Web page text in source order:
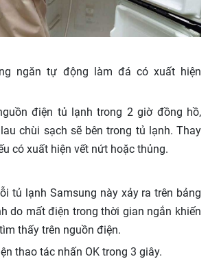
ngăn tự động làm đá có xuất hiện
điện tủ lạnh trong 2 giờ đồng hồ,
chùi sạch sẽ bên trong tủ lạnh. Thay
có xuất hiện vết nứt hoặc thủng.
tủ lạnh Samsung này xảy ra trên bảng
do mất điện trong thời gian ngắn khiến
thấy trên nguồn điện.
thao tác nhấn OK trong 3 giây.